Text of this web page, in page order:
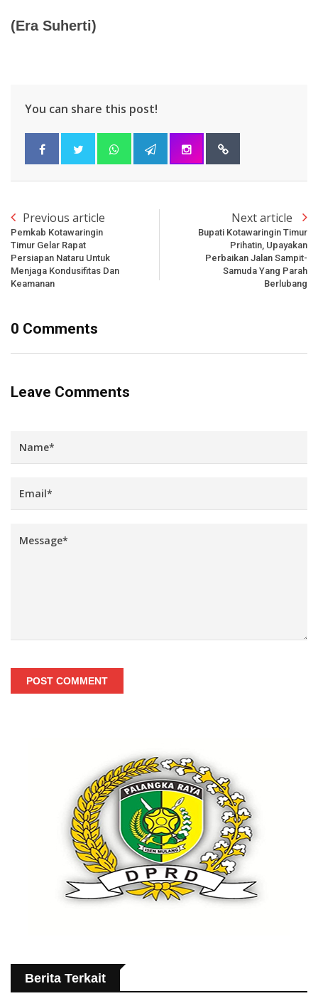
(Era Suherti)
You can share this post!
Previous article
Pemkab Kotawaringin
Timur Gelar Rapat
Persiapan Nataru Untuk
Menjaga Kondusifitas Dan
Keamanan
Next article
Bupati Kotawaringin Timur
Prihatin, Upayakan
Perbaikan Jalan Sampit-
Samuda Yang Parah
Berlubang
0 Comments
Leave Comments
POST COMMENT
Berita Terkait